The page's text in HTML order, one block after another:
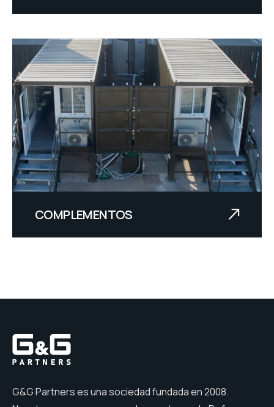
COMPLEMENTOS
G&G Partners es una sociedad fundada en 2008.